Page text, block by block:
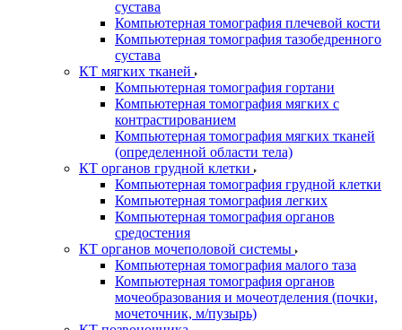
сустава
Компьютерная томография плечевой кости
Компьютерная томография тазобедренного
сустава
КТ мягких тканей
Компьютерная томография гортани
Компьютерная томография мягких с
контрастированием
Компьютерная томография мягких тканей
(определенной области тела)
КТ органов грудной клетки
Компьютерная томография грудной клетки
Компьютерная томография легких
Компьютерная томография органов
средостения
КТ органов мочеполовой системы
Компьютерная томография малого таза
Компьютерная томография органов
мочеобразования и мочеотделения (почки,
мочеточник, м/пузырь)